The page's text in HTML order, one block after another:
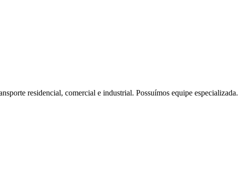
residencial, comercial e industrial. Possuímos equipe especializada.